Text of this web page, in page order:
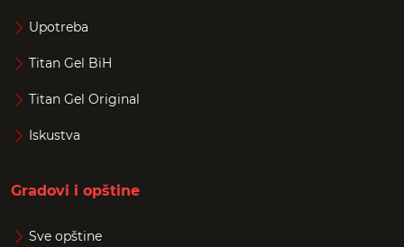
Upotreba
Titan Gel BiH
Titan Gel Original
Iskustva
Gradovi i opštine
Sve opštine